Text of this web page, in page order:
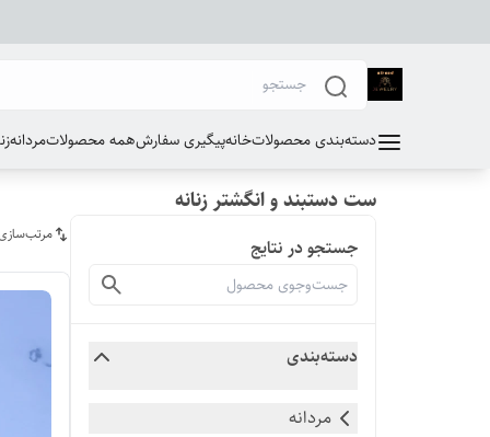
دسته‌بندی محصولاتخانهپیگیری سفارشهمه محصولاتمردانه
ست دستبند و انگشتر زنانه
جستجو در نتایج
دسته‌بندی
مردانه